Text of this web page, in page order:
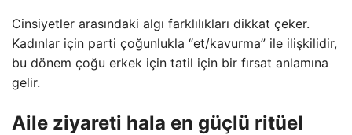
Cinsiyetler arasındaki algı farklılıkları dikkat çeker.
Kadınlar için parti çoğunlukla “et/kavurma” ile ilişkilidir,
bu dönem çoğu erkek için tatil için bir fırsat anlamına
gelir.
Aile ziyareti hala en güçlü ritüel